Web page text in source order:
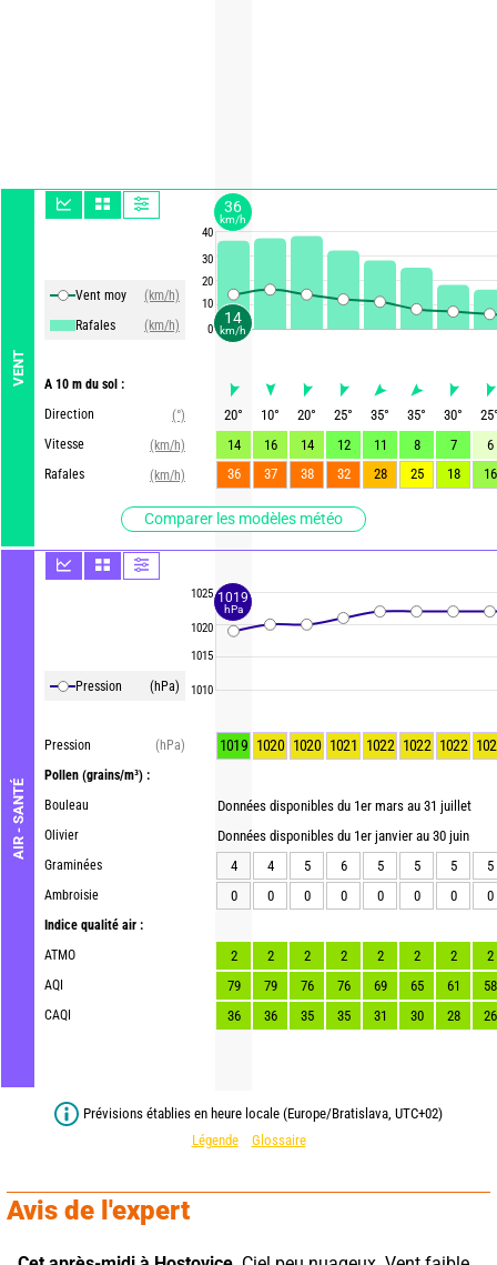
VENT
Vent moy
(km/h)
Rafales
(km/h)
A 10 m du sol :
Direction
(°)
Vitesse
(km/h)
Rafales
(km/h)
Comparer les modèles météo
AIR - SANTÉ
Pression (hPa)
Pression
(hPa)
Pollen (grains/m³) :
Bouleau
Olivier
Graminées
Ambroisie
Indice qualité air :
ATMO
AQI
CAQI
40
30
20
10
0
1025
1020
1015
1010
20° 10° 20° 25° 35° 35° 30° 25
14
16 14 12 11 8 7
6
36
37 38 32 28 25 18 16
1019 1020 1020 1021 1022 1022 1022
Données disponibles du 1er mars au 31 juillet
Données disponibles du 1er janvier au 30 juin
4
4 5 6 5 5 5
5
0
0 0 0 0 0 0 0
2 2 2 2 2 2 2
2
79
79 76 76 69 65 61
58
36
36 35 35 31 30 28 26
Prévisions établies en heure locale (Europe/Bratislava, UTC+02)
Légende
Glossaire
Avis de l'expert
14
km/h
36
km/h
1019
hPa